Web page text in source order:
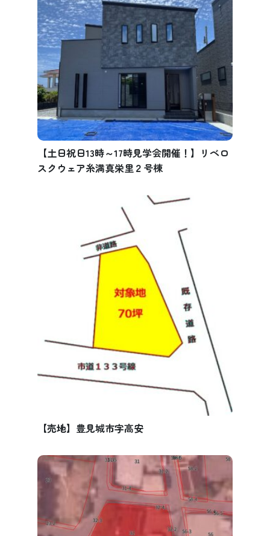
【土日祝日13時～17時見学会開催！】リベロ
スクウェア糸満真栄里２号棟
【売地】豊見城市字高安